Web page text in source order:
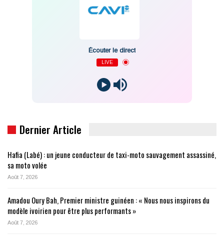
Écouter le direct
LIVE
Dernier Article
Hafia (Labé) : un jeune conducteur de taxi-moto sauvagement assassiné,
sa moto volée
Août 7, 2026
Amadou Oury Bah, Premier ministre guinéen : « Nous nous inspirons du
modèle ivoirien pour être plus performants »
Août 7, 2026